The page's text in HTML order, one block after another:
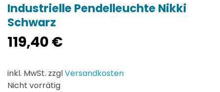
Industrielle Pendelleuchte Nikki
Schwarz
119,40 €
inkl. MwSt. zzglVersandkosten
Nicht vorrätig